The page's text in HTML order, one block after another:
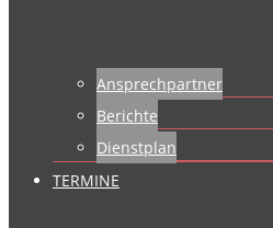
Ansprechpartner
Berichte
Dienstplan
TERMINE